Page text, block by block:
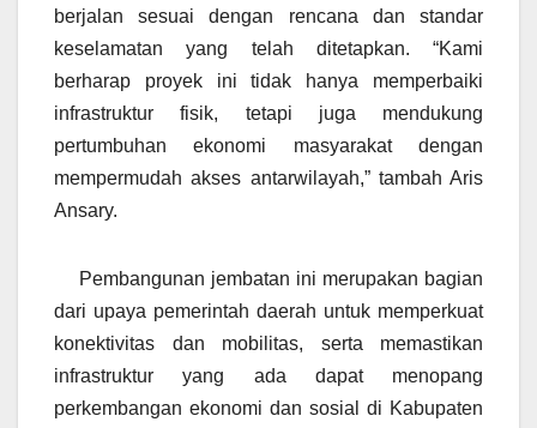
berjalan sesuai dengan rencana dan standar
keselamatan yang telah ditetapkan. “Kami
berharap proyek ini tidak hanya memperbaiki
infrastruktur fisik, tetapi juga mendukung
pertumbuhan ekonomi masyarakat dengan
mempermudah akses antarwilayah,” tambah Aris
Ansary.
Pembangunan jembatan ini merupakan bagian
dari upaya pemerintah daerah untuk memperkuat
konektivitas dan mobilitas, serta memastikan
infrastruktur yang ada dapat menopang
perkembangan ekonomi dan sosial di Kabupaten